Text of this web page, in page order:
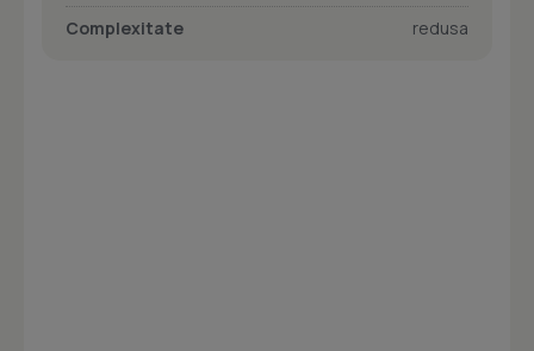
Complexitate
redusa